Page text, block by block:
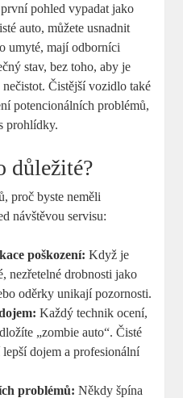
pohled vypadat jako
auto, můžete usnadnit
umyté, mají odborníci
stav, bez toho, aby je
Čistější vozidlo také
potencionálních problémů,
prohlídky.
důležité?
proč byste neměli
návštěvou servisu:
poškození: Když je
nezřetelné drobnosti jako
oděrky unikají pozornosti.
Každý technik ocení,
„zombie auto“. Čisté
dojem a profesionální
problémů: Někdy špína